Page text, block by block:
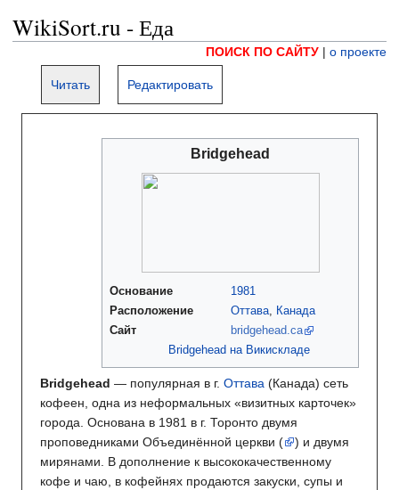
WikiSort.ru - Еда
ПОИСК ПО САЙТУ | о проекте
Читать Редактировать
Bridgehead
Основание
1981
Расположение
Оттава, Канада
Сайт
bridgehead.ca
Bridgehead на Викискладе
Bridgehead — популярная в г. Оттава (Канада) сеть
кофеен, одна из неформальных «визитных карточек»
города. Основана в 1981 в г. Торонто двумя
проповедниками Объединённой церкви (
) и двумя
мирянами. В дополнение к высококачественному
кофе и чаю, в кофейнях продаются закуски, супы и